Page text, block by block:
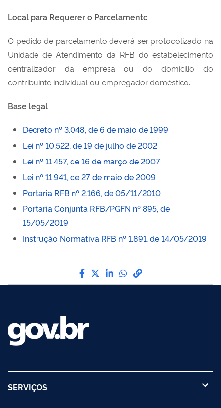
Local para Requerer o Parcelamento
O pedido de parcelamento deverá ser protocolizado na
Unidade de Atendimento da RFB do estabelecimento
centralizador da empresa ou do domicílio do
contribuinte individual ou empregador doméstico.
Base legal
Decreto nº 3.048, de 6 de maio de 1999
Lei nº 10.522, de 19 de julho de 2002
Lei nº 11.457, de 16 de março de 2007
Lei nº 11.941, de 27 de maio de 2009
Portaria RFB nº 2.166, de 05/11/2010
Portaria Conjunta RFB/PGFN nº 895, de
15/05/2019
Instrução Normativa RFB nº 1.891, de 14/05/2019
Compartilhe por Facebook
Compartilhe por Twitter
Compartilhe por LinkedIn
Compartilhe por
link para Copiar
SERVIÇOS